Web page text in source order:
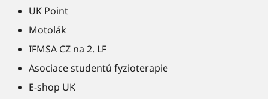
UK Point
Motolák
IFMSA CZ na 2. LF
Asociace studentů fyzioterapie
E-shop UK